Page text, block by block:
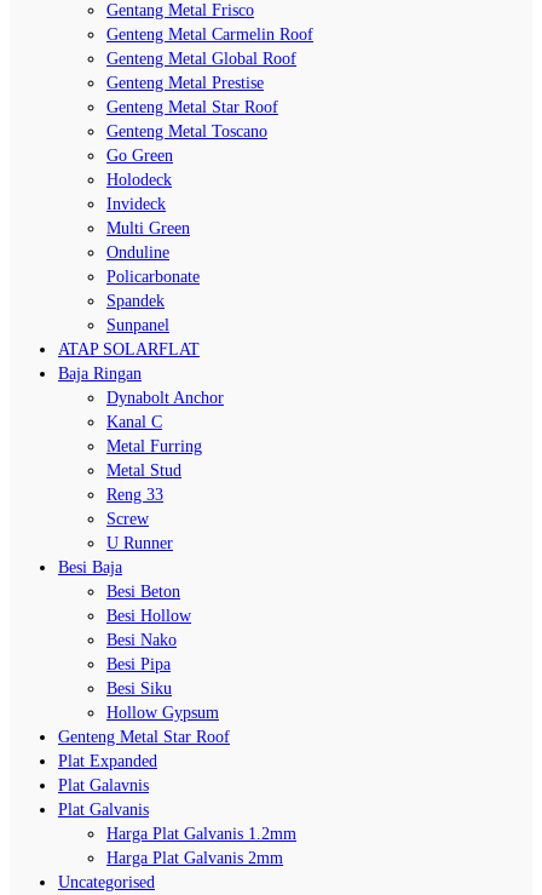
Gentang Metal Frisco
Genteng Metal Carmelin Roof
Genteng Metal Global Roof
Genteng Metal Prestise
Genteng Metal Star Roof
Genteng Metal Toscano
Go Green
Holodeck
Invideck
Multi Green
Onduline
Policarbonate
Spandek
Sunpanel
ATAP SOLARFLAT
Baja Ringan
Dynabolt Anchor
Kanal C
Metal Furring
Metal Stud
Reng 33
Screw
U Runner
Besi Baja
Besi Beton
Besi Hollow
Besi Nako
Besi Pipa
Besi Siku
Hollow Gypsum
Genteng Metal Star Roof
Plat Expanded
Plat Galavnis
Plat Galvanis
Harga Plat Galvanis 1.2mm
Harga Plat Galvanis 2mm
Uncategorised